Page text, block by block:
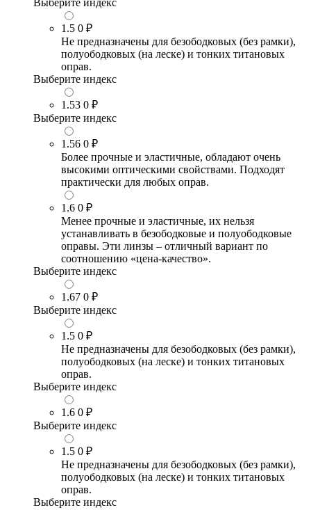
Выберите индекс
1.5 0 ₽
Не предназначены для безободковых (без рамки),
полуободковых (на леске) и тонких титановых
оправ.
Выберите индекс
1.53 0 ₽
Выберите индекс
1.56 0 ₽
Более прочные и эластичные, обладают очень
высокими оптическими свойствами. Подходят
практически для любых оправ.
1.6 0 ₽
Менее прочные и эластичные, их нельзя
устанавливать в безободковые и полуободковые
оправы. Эти линзы – отличный вариант по
соотношению «цена-качество».
Выберите индекс
1.67 0 ₽
Выберите индекс
1.5 0 ₽
Не предназначены для безободковых (без рамки),
полуободковых (на леске) и тонких титановых
оправ.
Выберите индекс
1.6 0 ₽
Выберите индекс
1.5 0 ₽
Не предназначены для безободковых (без рамки),
полуободковых (на леске) и тонких титановых
оправ.
Выберите индекс